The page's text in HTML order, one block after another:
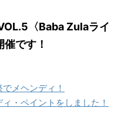
〈Baba Zulaライ
です！
メヘンディ！
・ペイントをしました！